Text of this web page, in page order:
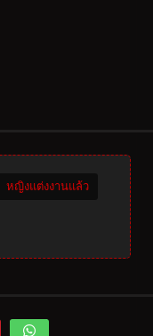
หญิงแต่งงานแล้ว